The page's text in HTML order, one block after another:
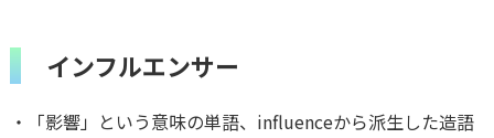
インフルエンサー
・「影響」という意味の単語、influenceから派生した造語